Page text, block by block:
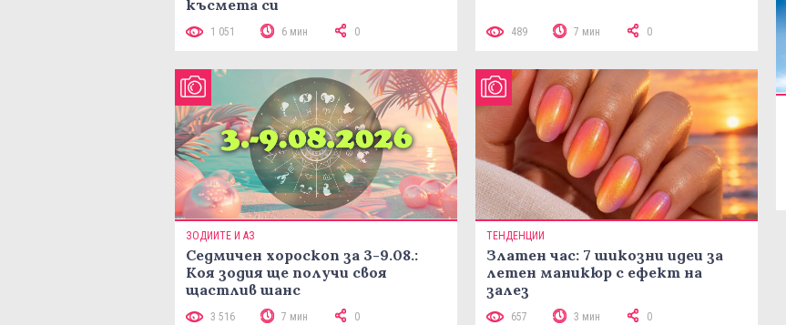
късмета си
1 051 6 мин 0 489 7 мин 0
ЗОДИИТЕ И АЗ
Седмичен хороскоп за 3-9.08.:
Коя зодия ще получи своя
щастлив шанс
3 516 7 мин 0
ТЕНДЕНЦИИ
Златен час: 7 шикозни идеи за
летен маникюр с ефект на
залез
657 3 мин 0